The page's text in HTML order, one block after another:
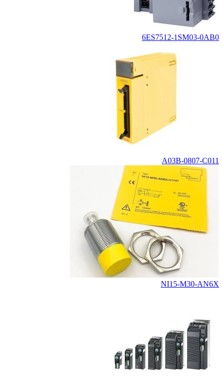
6ES7512-1SM03-0AB0
A03B-0807-C011
NI15-M30-AN6X